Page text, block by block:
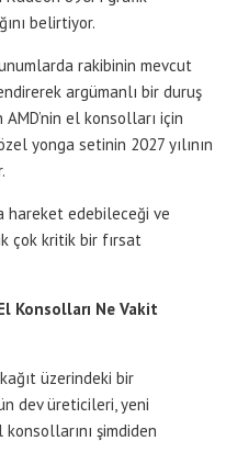
belirtiyor.
rakibinin mevcut
argümanlı bir duruş
el konsolları için
yonga setinin 2027 yılının
hareket edebileceği ve
çok kritik bir fırsat
Konsolları Ne Vakit
üzerindeki bir
dev üreticileri, yeni
şimdiden